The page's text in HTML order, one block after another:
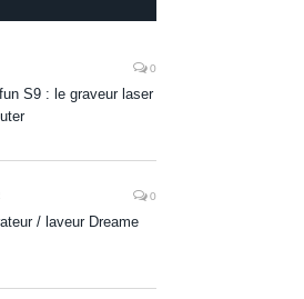
0
S9 : le graveur laser
0
/ laveur Dreame